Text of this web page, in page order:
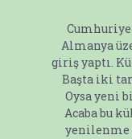
Almanya
giriş yaptı.
Başta iki
Oysa yeni
Acaba bu
yenilenme